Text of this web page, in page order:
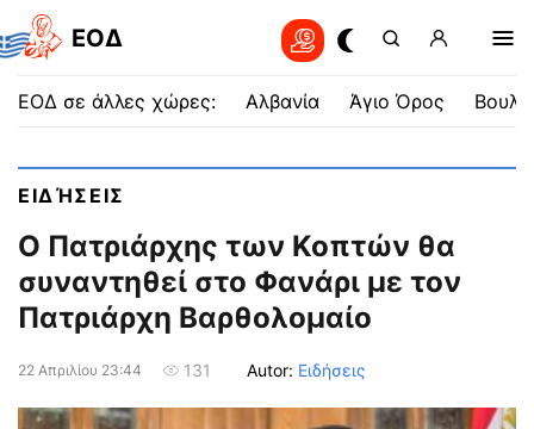
EOΔ
ΕΟΔ σε άλλες χώρες: Αλβανία Άγιο Όρος
ΕΙΔΉΣΕΙΣ
Ο Πατριάρχης των Κοπτών θα
συναντηθεί στο Φανάρι με τον
Πατριάρχη Βαρθολομαίο
22 Απριλίου 23:44 131 Autor: Ειδήσεις